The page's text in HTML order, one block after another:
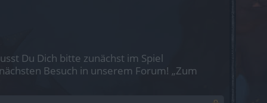
Du Dich bitte zunächst im Spiel
Besuch in unserem Forum! „Zum